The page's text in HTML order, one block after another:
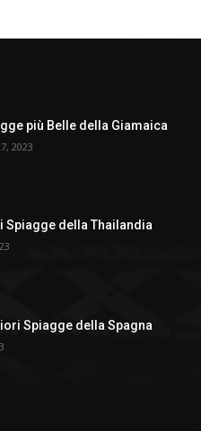
più Belle della Giamaica
2023
Spiagge della Thailandia
Spiagge della Spagna